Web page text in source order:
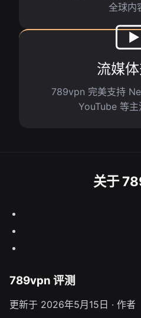
全球内
流媒
789vpn 完美支持
YouTube 等主
关于
789vpn 评测
更新于 2026年5月15日 · 作者